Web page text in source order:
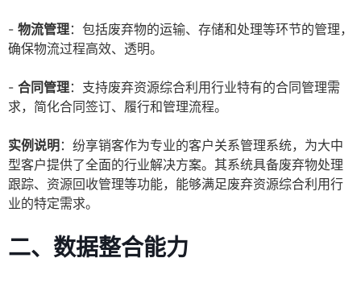
- 物流管理：包括废弃物的运输、存储和处理等环节的管理，
确保物流过程高效、透明。
- 合同管理：支持废弃资源综合利用行业特有的合同管理需
求，简化合同签订、履行和管理流程。
实例说明 ：纷享销客作为专业的客户关系管理系统，为大中
型客户提供了全面的行业解决方案。其系统具备废弃物处理
跟踪、资源回收管理等功能，能够满足废弃资源综合利用行
业的特定需求。
二、数据整合能力